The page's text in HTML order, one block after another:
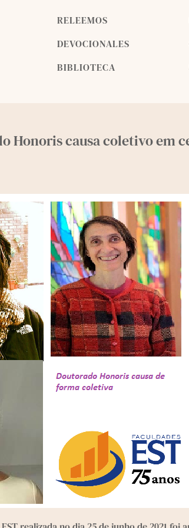
RELEEMOS
DEVOCIONALES
BIBLIOTECA
Honoris causa coletivo em